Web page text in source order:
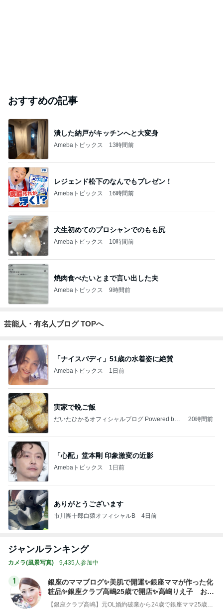
おすすめの記事
潰した納戸がキッチンへと大変身
Amebaトピックス 13時間前
レジェンド松下のなんでもプレゼン！
Amebaトピックス 16時間前
犬生初めてのプロシャンでのもも尻
Amebaトピックス 10時間前
焼肉食べたいとまで言い出した夫
Amebaトピックス 9時間前
芸能人・有名人ブログ TOPへ
「ナイスバディ」51歳の水着姿に絶賛
Amebaトピックス 1日前
実家で晩ご飯
だいたひかるオフィシャルブログ Powered by
20時間前
「心配」堂本剛 印象激変の近影
Amebaトピックス 1日前
ありがとうございます
市川團十郎白猿オフィシャルB 4日前
ジャンルランキング
カメラ(風景写真) 9,435人参加中
1
銀座のママブログ✨美肌で開運✨銀座ママが作った化
粧品✨銀座クラブ高嶋25歳で開店✨高嶋りえ子 お着
物でエルメス バーキン コーデ
【銀座クラブ高嶋】元OL婚約破棄から24歳で銀座ママ25歳でオーナーママ銀座 美肌で開運♡パワースポット巡り高嶋りえ子ブログ